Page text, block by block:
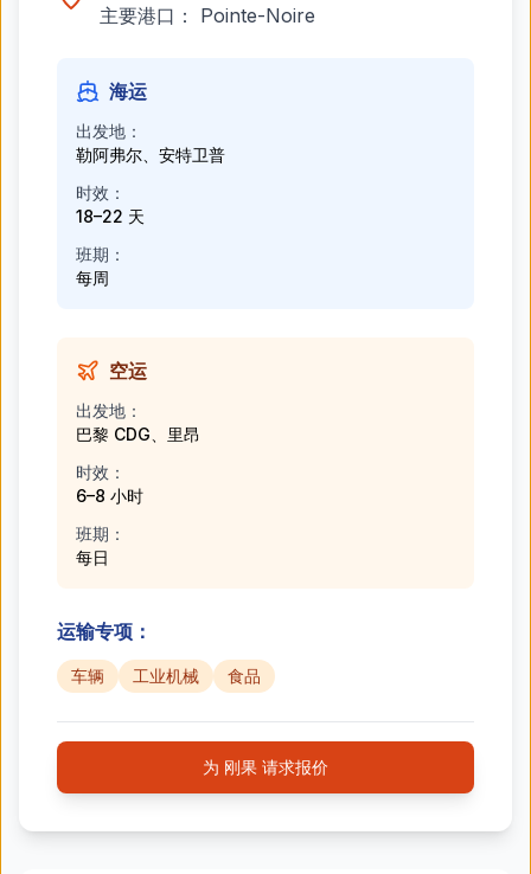
主要港口： Pointe-Noire
海运
出发地：
勒阿弗尔、安特卫普
时效：
18–22 天
班期：
每周
空运
出发地：
巴黎 CDG、里昂
时效：
6–8 小时
班期：
每日
运输专项：
车辆 工业机械 食品
为 刚果 请求报价